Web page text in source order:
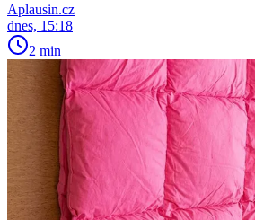
Aplausin.cz
dnes, 15:18
2 min